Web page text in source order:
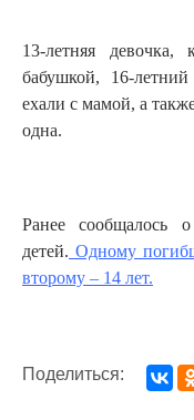
13-летняя девочка,
бабушкой, 16-
ехали с мамой, а
одна.
Ранее
детей. Одному
второму – 14 лет.
Поделиться: